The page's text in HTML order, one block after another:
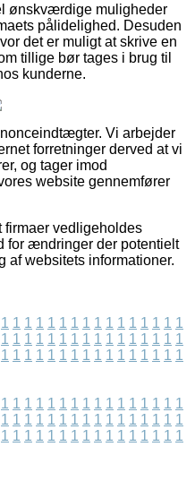
ønskværdige muligheder
pålidelighed. Desuden
det er muligt at skrive en
tillige bør tages i brug til
kunderne.
Vi arbejder
forretninger derved at vi
og tager imod
website gennemfører
firmaer vedligeholdes
for ændringer der potentielt
af websitets informationer.
1 1 1 1 1 1 1 1 1 1 1 1 1 1 1 1
1 1 1 1 1 1 1 1 1 1 1 1 1 1 1 1
1 1 1 1 1 1 1 1 1 1 1 1 1 1 1 1
1 1 1 1 1 1 1 1 1 1 1 1 1 1 1 1
1 1 1 1 1 1 1 1 1 1 1 1 1 1 1 1
1 1 1 1 1 1 1 1 1 1 1 1 1 1 1 1